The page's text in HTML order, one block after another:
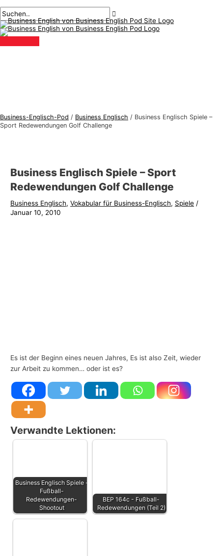
Inhalt
springen
Business-Englisch-Pod / Business Englisch / Business Englisch Spiele –
Sport Redewendungen Golf Challenge
Business Englisch Spiele – Sport
Redewendungen Golf Challenge
Business Englisch,Vokabular für Business-Englisch, Spiele /
Januar 10, 2010
Es ist der Beginn eines neuen Jahres, Es ist also Zeit, wieder
zur Arbeit zu kommen… oder ist es?
Verwandte Lektionen:
Business Englisch Spiele -
Fußball-
Redewendungen-
Shootout
BEP 164c - Fußball-
Redewendungen (Teil 2)
Sie
hier
ein..
B
u
s
i
E
i
s
c
h
S
u
c
h
h